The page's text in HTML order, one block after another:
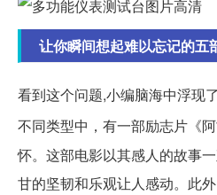
让你瞬间想起难以忘记的五
看到这个问题,小编脑海中浮现
不同类型中，有一部励志片《
怀。这部电影以其感人的故事
甘的坚韧和乐观让人感动。此